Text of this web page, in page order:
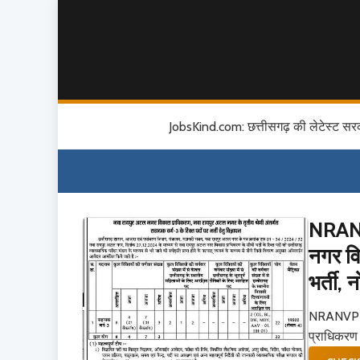
JobsKind.com: छत्तीसगढ़ की लेटेस्ट
नगर
भर्ती,
प्राधिकरण